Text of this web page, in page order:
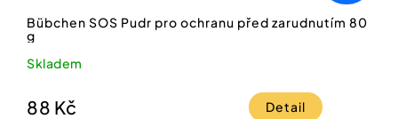
Bübchen SOS Pudr pro ochranu před zarudnutím 80
g
Skladem
88 Kč Detail